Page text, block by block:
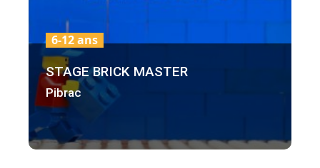
STAGE BRICK MASTER
Pibrac
6-12 ans